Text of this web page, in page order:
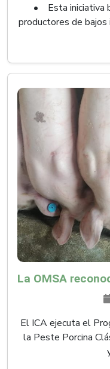
• Esta iniciativa
productores de bajos
El ICA ejecuta el
la Peste Porcina